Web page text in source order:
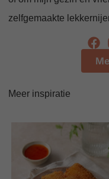
zelfgemaakte
Meer inspiratie